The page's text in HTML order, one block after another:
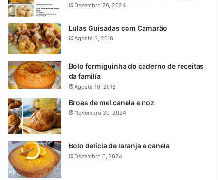
Dezembro 26, 2024
Lulas Guisadas com Camarão
Agosto 3, 2018
Bolo formiguinha do caderno de receitas
da familía
Agosto 10, 2018
Broas de mel canela e noz
Novembro 30, 2024
Bolo delícia de laranja e canela
Dezembro 6, 2024